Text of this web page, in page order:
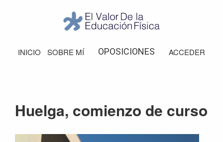
navegación
principal
barra
Valor
de
INICIO SOBRE MÍ OPOSICIONES ACCEDER
Huelga, comienzo de curso